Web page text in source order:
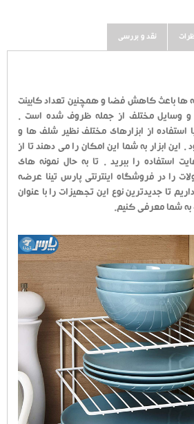
نقد و بررسی
ها باعث کاهش فضا و همچنین تعداد کابینت
و وسایل مختلف از جمله ظروف شده است .
از ابزارهای مختلف نظیر شلف ها و
ابزار به شما این امکان را می دهند تا از
استفاده را ببرید . تا به حال نمونه های
را در فروشگاه اینترنتی پارس تینا عرضه
تا جدیدترین نوع این تجهیزات را با عنوان
به شما معرفی کنیم.